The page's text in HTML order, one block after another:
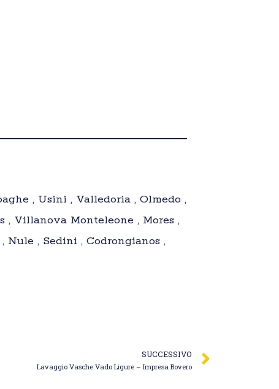
, Usini , Valledoria , Olmedo ,
, Villanova Monteleone , Mores ,
, Sedini , Codrongianos ,
SUCCESSIVO
Lavaggio Vasche Vado Ligure – Impresa Bovero